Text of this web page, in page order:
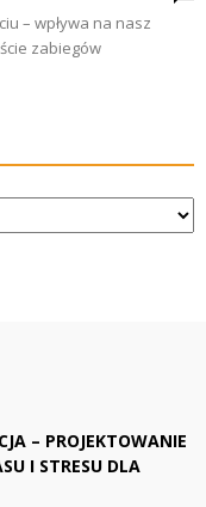
– wpływa na nasz
zabiegów
– PROJEKTOWANIE
I STRESU DLA